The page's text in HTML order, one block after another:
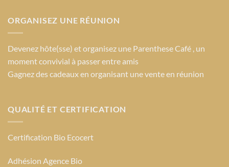
ORGANISEZ UNE RÉUNION
Devenez hôte(sse) et organisez une Parenthese Café , un
moment convivial à passer entre amis
Gagnez des cadeaux en organisant une vente en réunion
QUALITÉ ET CERTIFICATION
Certification Bio Ecocert
Adhésion Agence Bio